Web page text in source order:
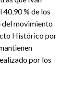
% de los
del movimiento
Histórico por
por los